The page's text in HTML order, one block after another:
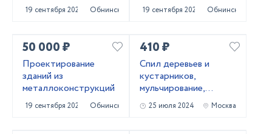
19 сентября 2024 Обнинск 19 сентября 2024 Обнинск
50 000 ₽
Проектирование
зданий из
металлоконструкций
19 сентября 2024 Обнинск
410 ₽
Cпил деревьев и
кустaрников,
мульчированиe,
выкоpчевка пнeй
25 июля 2024 Москва